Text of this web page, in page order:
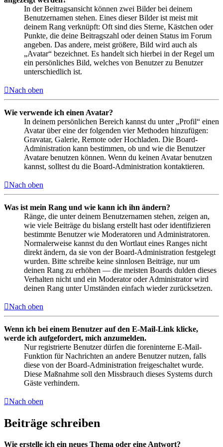
In der Beitragsansicht können zwei Bilder bei deinem
Benutzernamen stehen. Eines dieser Bilder ist meist mit
deinem Rang verknüpft: Oft sind dies Sterne, Kästchen oder
Punkte, die deine Beitragszahl oder deinen Status im Forum
angeben. Das andere, meist größere, Bild wird auch als
„Avatar“ bezeichnet. Es handelt sich hierbei in der Regel um
ein persönliches Bild, welches von Benutzer zu Benutzer
unterschiedlich ist.
Nach oben
Wie verwende ich einen Avatar?
In deinem persönlichen Bereich kannst du unter „Profil“ einen
Avatar über eine der folgenden vier Methoden hinzufügen:
Gravatar, Galerie, Remote oder Hochladen. Die Board-
Administration kann bestimmen, ob und wie die Benutzer
Avatare benutzen können. Wenn du keinen Avatar benutzen
kannst, solltest du die Board-Administration kontaktieren.
Nach oben
Was ist mein Rang und wie kann ich ihn ändern?
Ränge, die unter deinem Benutzernamen stehen, zeigen an,
wie viele Beiträge du bislang erstellt hast oder identifizieren
bestimmte Benutzer wie Moderatoren und Administratoren.
Normalerweise kannst du den Wortlaut eines Ranges nicht
direkt ändern, da sie von der Board-Administration festgelegt
wurden. Bitte schreibe keine sinnlosen Beiträge, nur um
deinen Rang zu erhöhen — die meisten Boards dulden dieses
Verhalten nicht und ein Moderator oder Administrator wird
deinen Rang unter Umständen einfach wieder zurücksetzen.
Nach oben
Wenn ich bei einem Benutzer auf den E-Mail-Link klicke,
werde ich aufgefordert, mich anzumelden.
Nur registrierte Benutzer dürfen die foreninterne E-Mail-
Funktion für Nachrichten an andere Benutzer nutzen, falls
diese von der Board-Administration freigeschaltet wurde.
Diese Maßnahme soll den Missbrauch dieses Systems durch
Gäste verhindern.
Nach oben
Beiträge schreiben
Wie erstelle ich ein neues Thema oder eine Antwort?